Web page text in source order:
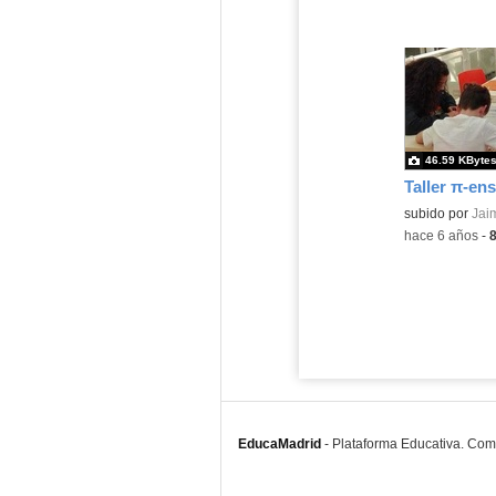
Contenido
subido por
46.59 KBytes
-hace 6 años-
EducaMadrid - Plataforma Educativa.